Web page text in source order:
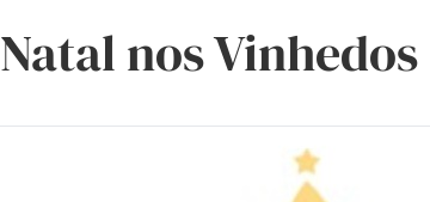
Natal nos Vinhedos